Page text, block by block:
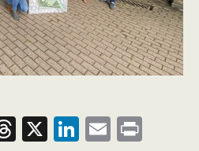
Threads
X LinkedIn
Email